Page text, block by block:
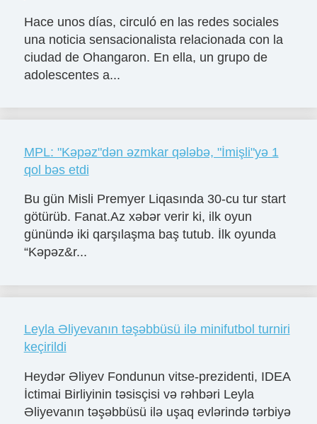
Hace unos días, circuló en las redes sociales
una noticia sensacionalista relacionada con la
ciudad de Ohangaron. En ella, un grupo de
adolescentes a...
MPL: "Kəpəz"dən əzmkar qələbə, "İmişli"yə 1
qol bəs etdi
Bu gün Misli Premyer Liqasında 30-cu tur start
götürüb. Fanat.Az xəbər verir ki, ilk oyun
günündə iki qarşılaşma baş tutub. İlk oyunda
“Kəpəz&r...
Leyla Əliyevanın təşəbbüsü ilə minifutbol turniri
keçirildi
Heydər Əliyev Fondunun vitse-prezidenti, IDEA
İctimai Birliyinin təsisçisi və rəhbəri Leyla
Əliyevanın təşəbbüsü ilə uşaq evlərində tərbiyə